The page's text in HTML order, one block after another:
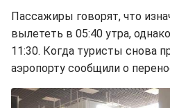
Пассажиры говорят, что
вылететь в 05:40 утра,
11:30. Когда туристы снова
аэропорту сообщили о